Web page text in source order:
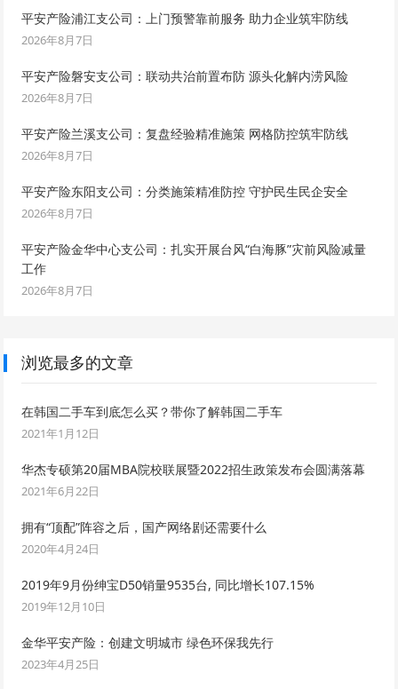
平安产险浦江支公司：上门预警靠前服务 助力企业筑牢防线
2026年8月7日
平安产险磐安支公司：联动共治前置布防 源头化解内涝风险
2026年8月7日
平安产险兰溪支公司：复盘经验精准施策 网格防控筑牢防线
2026年8月7日
平安产险东阳支公司：分类施策精准防控 守护民生民企安全
2026年8月7日
平安产险金华中心支公司：扎实开展台风“白海豚”灾前风险减量
工作
2026年8月7日
浏览最多的文章
在韩国二手车到底怎么买？带你了解韩国二手车
2021年1月12日
华杰专硕第20届MBA院校联展暨2022招生政策发布会圆满落幕
2021年6月22日
拥有“顶配”阵容之后，国产网络剧还需要什么
2020年4月24日
2019年9月份绅宝D50销量9535台, 同比增长107.15%
2019年12月10日
金华平安产险：创建文明城市 绿色环保我先行
2023年4月25日